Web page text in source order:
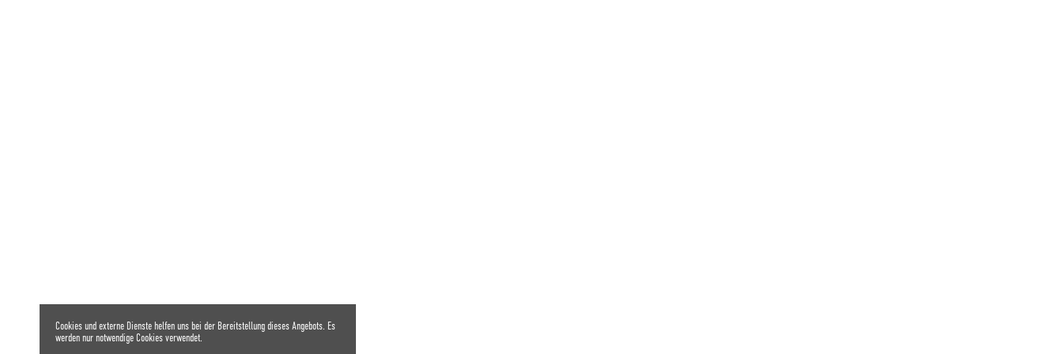
Cookies und externe Dienste helfen uns bei der Bereitstellung dieses Angebots. Es
werden nur notwendige Cookies verwendet.